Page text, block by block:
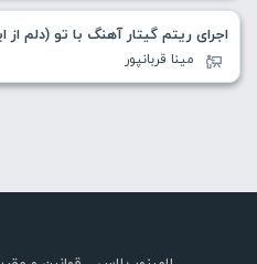
اجرای ریتم گیتار آهنگ با تو (دلم
مینا قربانپور